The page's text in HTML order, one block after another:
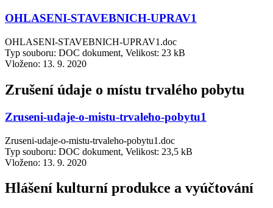
OHLASENI-STAVEBNICH-UPRAV1
OHLASENI-STAVEBNICH-UPRAV1.doc
Typ souboru: DOC dokument, Velikost: 23 kB
Vloženo: 13. 9. 2020
Zrušení údaje o místu trvalého pobytu
Zruseni-udaje-o-mistu-trvaleho-pobytu1
Zruseni-udaje-o-mistu-trvaleho-pobytu1.doc
Typ souboru: DOC dokument, Velikost: 23,5 kB
Vloženo: 13. 9. 2020
Hlášení kulturní produkce a vyúčtování